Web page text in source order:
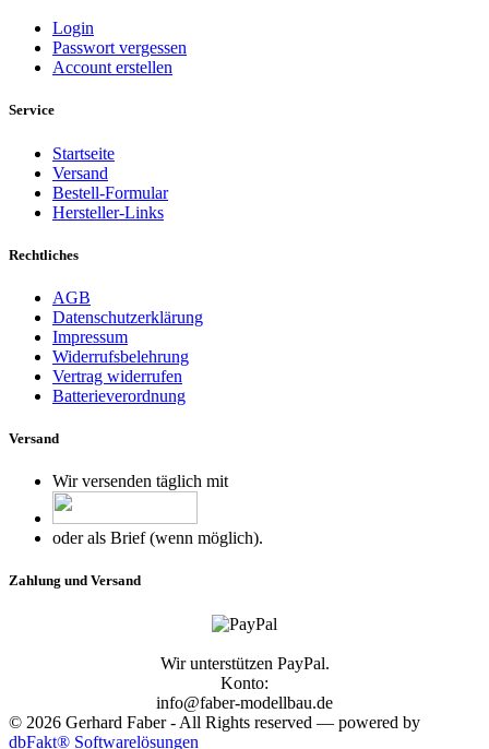
Login
Passwort vergessen
Account erstellen
Service
Startseite
Versand
Bestell-Formular
Hersteller-Links
Rechtliches
AGB
Datenschutzerklärung
Impressum
Widerrufsbelehrung
Vertrag widerrufen
Batterieverordnung
Versand
Wir versenden täglich mit
oder als Brief (wenn möglich).
Zahlung und Versand
Wir unterstützen PayPal.
Konto:
info@faber-modellbau.de
© 2026 Gerhard Faber - All Rights reserved — powered by
dbFakt® Softwarelösungen